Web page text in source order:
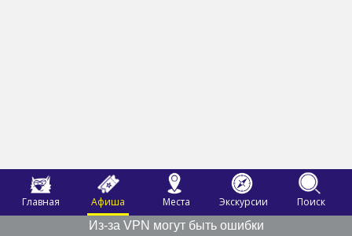
Главная Афиша Места Экскурсии
Поиск
Из-за VPN могут быть ошибки